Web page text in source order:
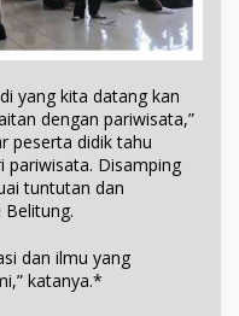
yang kita datang kan
dengan pariwisata,”
peserta didik tahu
pariwisata. Disamping
tuntutan dan
dan ilmu yang
katanya.*